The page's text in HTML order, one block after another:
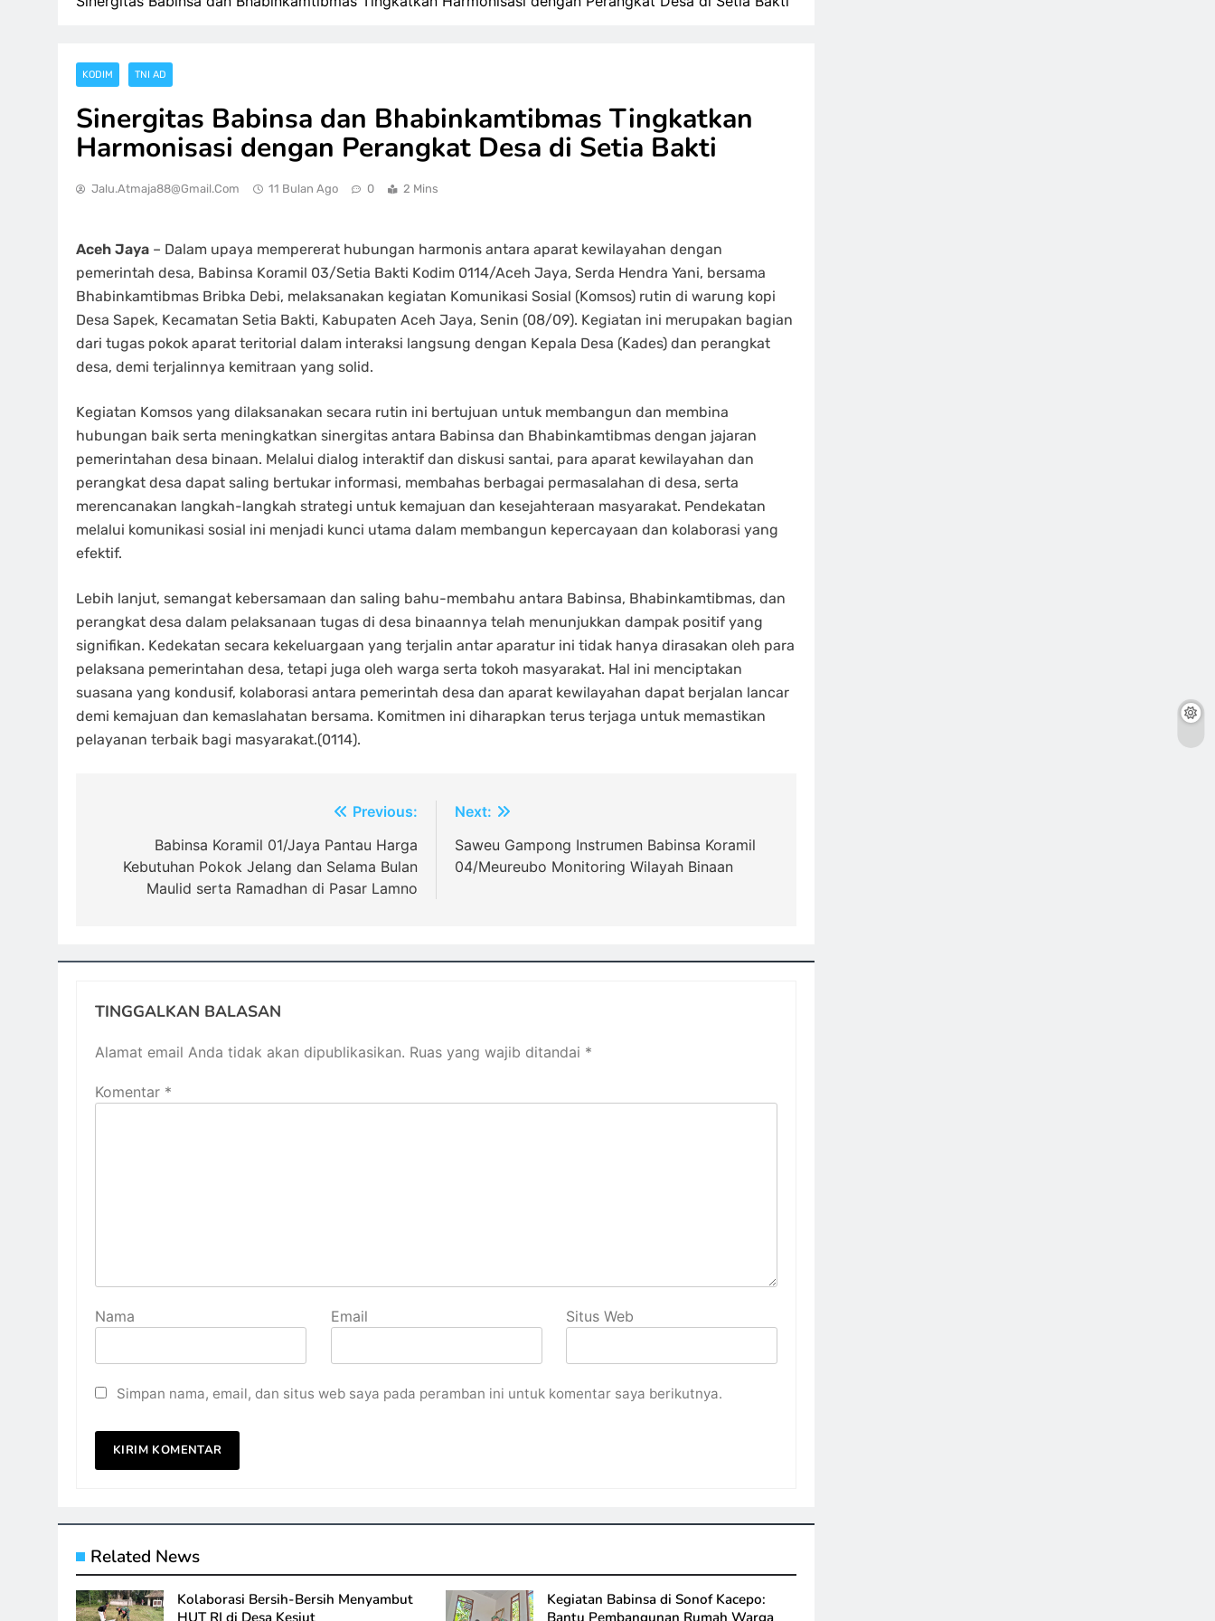
KODIM TNI AD
Sinergitas Babinsa dan Bhabinkamtibmas Tingkatkan
Harmonisasi dengan Perangkat Desa di Setia Bakti
Jalu.atmaja88@gmail.com 11 Bulan Ago 0 2 Mins
Aceh Jaya – Dalam upaya mempererat hubungan harmonis antara aparat kewilayahan dengan
pemerintah desa, Babinsa Koramil 03/Setia Bakti Kodim 0114/Aceh Jaya, Serda Hendra Yani, bersama
Bhabinkamtibmas Bribka Debi, melaksanakan kegiatan Komunikasi Sosial (Komsos) rutin di warung kopi
Desa Sapek, Kecamatan Setia Bakti, Kabupaten Aceh Jaya, Senin (08/09). Kegiatan ini merupakan bagian
dari tugas pokok aparat teritorial dalam interaksi langsung dengan Kepala Desa (Kades) dan perangkat
desa, demi terjalinnya kemitraan yang solid.
Kegiatan Komsos yang dilaksanakan secara rutin ini bertujuan untuk membangun dan membina
hubungan baik serta meningkatkan sinergitas antara Babinsa dan Bhabinkamtibmas dengan jajaran
pemerintahan desa binaan. Melalui dialog interaktif dan diskusi santai, para aparat kewilayahan dan
perangkat desa dapat saling bertukar informasi, membahas berbagai permasalahan di desa, serta
merencanakan langkah-langkah strategi untuk kemajuan dan kesejahteraan masyarakat. Pendekatan
melalui komunikasi sosial ini menjadi kunci utama dalam membangun kepercayaan dan kolaborasi yang
efektif.
Lebih lanjut, semangat kebersamaan dan saling bahu-membahu antara Babinsa, Bhabinkamtibmas, dan
perangkat desa dalam pelaksanaan tugas di desa binaannya telah menunjukkan dampak positif yang
signifikan. Kedekatan secara kekeluargaan yang terjalin antar aparatur ini tidak hanya dirasakan oleh para
pelaksana pemerintahan desa, tetapi juga oleh warga serta tokoh masyarakat. Hal ini menciptakan
suasana yang kondusif, kolaborasi antara pemerintah desa dan aparat kewilayahan dapat berjalan lancar
demi kemajuan dan kemaslahatan bersama. Komitmen ini diharapkan terus terjaga untuk memastikan
pelayanan terbaik bagi masyarakat.(0114).
Previous:
Babinsa Koramil 01/Jaya Pantau Harga
Kebutuhan Pokok Jelang dan Selama Bulan
Maulid serta Ramadhan di Pasar Lamno
Next:
Saweu Gampong Instrumen Babinsa Koramil
04/Meureubo Monitoring Wilayah Binaan
TINGGALKAN BALASAN
Alamat email Anda tidak akan dipublikasikan. Ruas yang wajib ditandai *
Komentar *
Nama Email Situs Web
Simpan nama, email, dan situs web saya pada peramban ini untuk komentar saya berikutnya.
Related News
Kolaborasi Bersih-Bersih Menyambut
HUT RI di Desa Kesiut
Kegiatan Babinsa di Sonof Kacepo:
Bantu Pembangunan Rumah Warga